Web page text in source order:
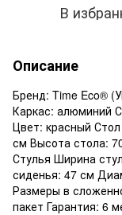
В
Описание
Бренд: Time Eco®
Каркас: алюминий
Цвет: красный
см Высота стола:
Стулья Ширина
сиденья: 47 см
Размеры в
пакет Гарантия: 6